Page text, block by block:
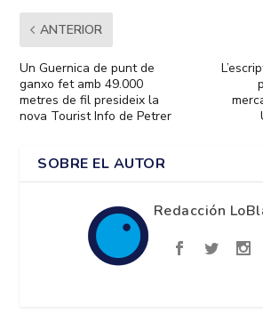
ANTERIOR
Un Guernica de punt de
ganxo fet amb 49.000
metres de fil presideix la
nova Tourist Info de Petrer
SOBRE EL AUTOR
Redacción